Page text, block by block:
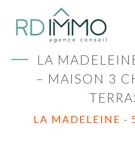
LA
– MAISON 3
LA MADELEINE -